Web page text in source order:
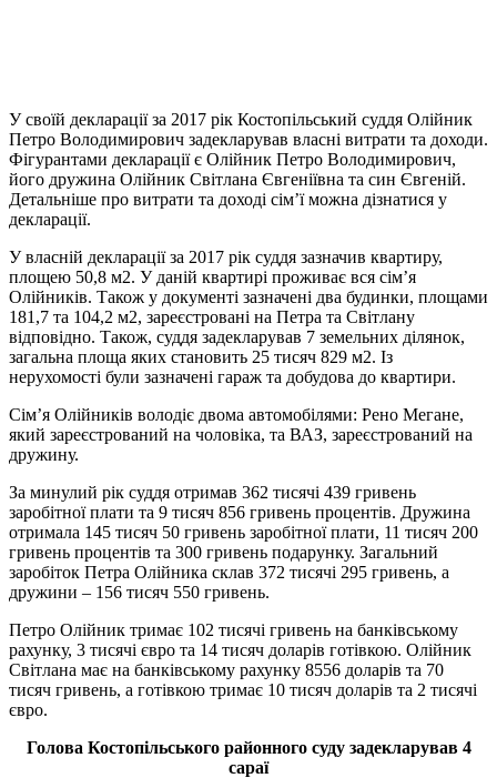
У своїй декларації за 2017 рік Костопільський суддя Олійник
Петро Володимирович задекларував власні витрати та доходи.
Фігурантами декларації є Олійник Петро Володимирович,
його дружина Олійник Світлана Євгеніївна та син Євгеній.
Детальніше про витрати та доході сім’ї можна дізнатися у
декларації.
У власній декларації за 2017 рік суддя зазначив квартиру,
площею 50,8 м2. У даній квартирі проживає вся сім’я
Олійників. Також у документі зазначені два будинки, площами
181,7 та 104,2 м2, зареєстровані на Петра та Світлану
відповідно. Також, суддя задекларував 7 земельних ділянок,
загальна площа яких становить 25 тисяч 829 м2. Із
нерухомості були зазначені гараж та добудова до квартири.
Сім’я Олійників володіє двома автомобілями: Рено Мегане,
який зареєстрований на чоловіка, та ВАЗ, зареєстрований на
дружину.
За минулий рік суддя отримав 362 тисячі 439 гривень
заробітної плати та 9 тисяч 856 гривень процентів. Дружина
отримала 145 тисяч 50 гривень заробітної плати, 11 тисяч 200
гривень процентів та 300 гривень подарунку. Загальний
заробіток Петра Олійника склав 372 тисячі 295 гривень, а
дружини – 156 тисяч 550 гривень.
Петро Олійник тримає 102 тисячі гривень на банківському
рахунку, 3 тисячі євро та 14 тисяч доларів готівкою. Олійник
Світлана має на банківському рахунку 8556 доларів та 70
тисяч гривень, а готівкою тримає 10 тисяч доларів та 2 тисячі
євро.
Голова Костопільського районного суду задекларував 4
сараї